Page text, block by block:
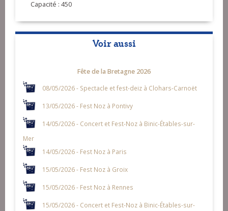
Capacité : 450
Voir aussi
Fête de la Bretagne 2026
08/05/2026 - Spectacle et fest-deiz à Clohars-Carnoët
13/05/2026 - Fest Noz à Pontivy
14/05/2026 - Concert et Fest-Noz à Binic-Étables-sur-
Mer
14/05/2026 - Fest Noz à Paris
15/05/2026 - Fest Noz à Groix
15/05/2026 - Fest Noz à Rennes
15/05/2026 - Concert et Fest-Noz à Binic-Étables-sur-